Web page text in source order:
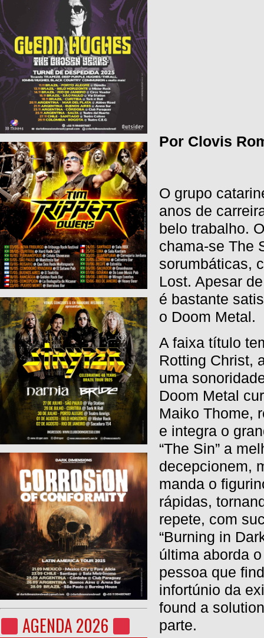
AGENDA 2026
Por Clovis
O grupo
anos de
belo trabalho.
chama-se The
sorumbáticas,
Lost. Apesar
é bastante
o Doom Metal.
A faixa título
Rotting Christ,
uma
Doom Metal
Maiko Thome,
e integra o
“The Sin” a
decepcionem,
manda o
rápidas,
repete, com
“Burning in
última aborda
pessoa que
infortúnio da
found a
parte.